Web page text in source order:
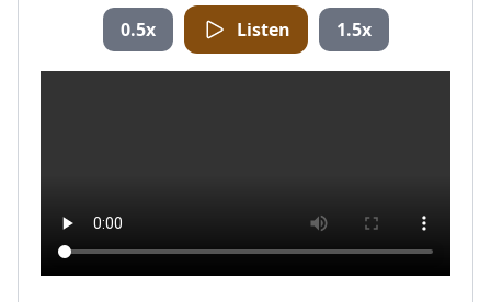
0.5x Listen 1.5x